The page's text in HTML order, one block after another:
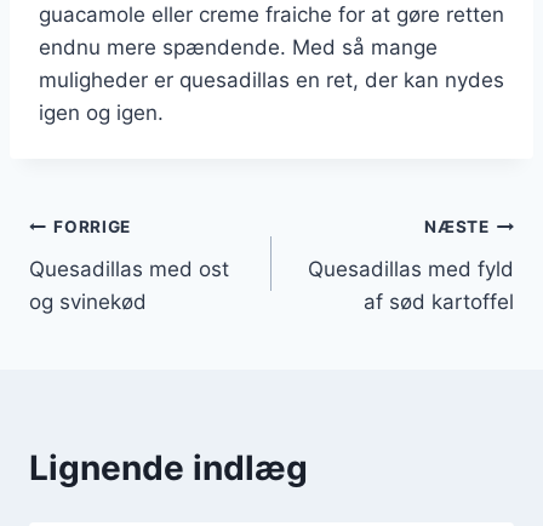
guacamole eller creme fraiche for at gøre retten
endnu mere spændende. Med så mange
muligheder er quesadillas en ret, der kan nydes
igen og igen.
Indlægsnavigation
FORRIGE
Quesadillas med ost
og svinekød
NÆSTE
Quesadillas med fyld
af sød kartoffel
Lignende indlæg